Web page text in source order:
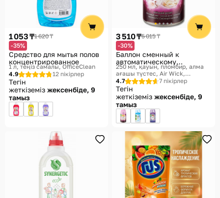
1 053 ₸1 620 ₸
-35%
Средство для мытья полов
концентрированное
1 л, теңіз самалы OfficeClean
4.9
12 пікірлер
Тегін
жеткіземіз жексенбіде, 9
тамыз
3 510 ₸5 015 ₸
-30%
Баллон сменный к
автоматическому
распылителю
250 мл, қауын, пломбир, алма
ағашы түстес Air Wick,
Freshmatic
4.7 7 пікірлер
Тегін
жеткіземіз жексенбіде, 9
тамыз